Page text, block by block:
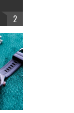
2